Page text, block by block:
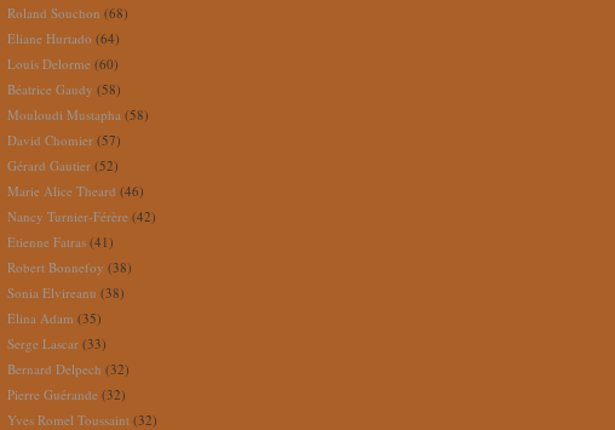
Roland Souchon (68)
Eliane Hurtado (64)
Louis Delorme (60)
Béatrice Gaudy (58)
Mouloudi Mustapha (58)
David Chomier (57)
Gérard Gautier (52)
Marie Alice Theard (46)
Nancy Turnier-Férère (42)
Etienne Fatras (41)
Robert Bonnefoy (38)
Sonia Elvireanu (38)
Elina Adam (35)
Serge Lascar (33)
Bernard Delpech (32)
Pierre Guérande (32)
Yves Romel Toussaint (32)